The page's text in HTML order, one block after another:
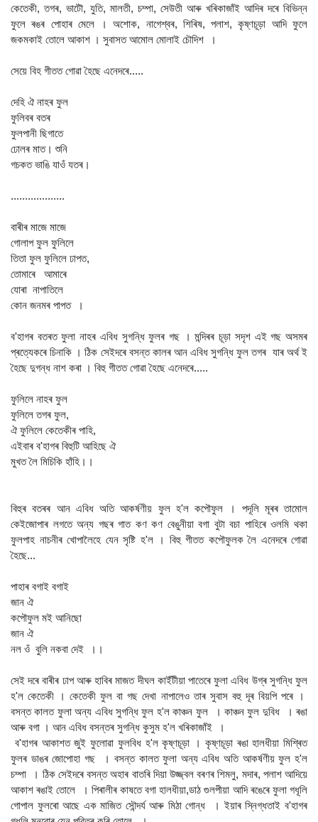
কেতেকী, তগৰ, ভাটৌ, যুতি, মালতী, চম্পা, সেউতী আৰু খৰিকাজাঁই আদিৰ দৰে বিভিন্ন
ফুলে ৰঙৰ পোহাৰ মেলে । অশোক, নাগেশ্বৰ, শিৰিষ, পলাশ, কৃষ্ণচূড়া আদি ফুলে
জকমকাই তোলে আকাশ । সুবাসত আমোল মোলাই চৌদিশ ।
সেয়ে বিহ গীতত গোৱা হৈছে এনেদৰে.....
দেহি ঐ নাহৰ ফুল
ফুলিবৰ বতৰ
ফুলপানী ছিগাতে
ঢোলৰ মাত। শুনি
গচকত ভাঙি যাওঁ যতৰ।
...................
বাৰীৰ মাজে মাজে
গোলাপ ফুল ফুলিলে
তিতা ফুল ফুলিলে ঢাপত,
তোমাৰে আমাৰে
যোৰা নাপাতিলে
কোন জনমৰ পাপত ।
ব'হাগৰ বতৰত ফুলা নাহৰ এবিধ সুগন্ধি ফুলৰ গছ । মন্দিৰৰ চূড়া সদৃশ এই গছ অসমৰ
প্ৰত্যেকৰে চিনাকি । ঠিক সেইদৰে বসন্ত কালৰ আন এবিধ সুগন্ধি ফুল তগৰ যাৰ অৰ্থ ই
হৈছে দুগন্ধ নাশ কৰা । বিহু গীতত গোৱা হৈছে এনেদৰে.....
ফুলিলে নাহৰ ফুল
ফুলিলে তগৰ ফুল,
ঐ ফুলিলে কেতেকীৰ পাহি,
এইবাৰ ব'হাগৰ বিহুটি আহিছে ঐ
মুখত লৈ মিচিকি হাঁহি।।
বিহুৰ বতৰৰ আন এবিধ অতি আকৰ্ষণীয় ফুল হ'ল কপৌফুল । পদূলি মূৰৰ তামোল
কেইজোপাৰ লগতে অন্য গছৰ গাত কণ কণ বেঙুনীয়া বগা বুটা বচা পাহিৰে ওলমি থকা
ফুলপাহ নাচনীৰ খোপালৈহে যেন সৃষ্টি হ'ল । বিহু গীতত কপৌফুলক লৈ এনেদৰে গোৱা
হৈছে...
পাহাৰ বগাই বগাই
জান ঐ
কপৌফুল মই আনিছো
জান ঐ
নল ওঁ বুলি নকবা দেই ।।
সেই দৰে বাৰীৰ ঢাপ আৰু হাবিৰ মাজত দীঘল কাইঁটীয়া পাতেৰে ফুলা এবিধ উগ্ৰ সুগন্ধি ফুল
হ'ল কেতেকী । কেতেকী ফুল বা গছ দেখা নাপালেও তাৰ সুবাস বহু দূৰ বিয়পি পৰে ।
বসন্ত কালত ফুলা অন্য এবিধ সুগন্ধি ফুল হ'ল কাঞ্চন ফুল । কাঞ্চন ফুল দুবিধ । ৰঙা
আৰু বগা । আন এবিধ বসন্তৰ সুগন্ধি কুসুম হ'ল খৰিকাজাঁই ।
ব'হাগৰ আকাশত জুই ফুলোৱা ফুলবিধ হ'ল কৃষ্ণচূড়া । কৃষ্ণচূড়া ৰঙা হালধীয়া মিশ্ৰিত
ফুলৰ ডাঙৰ জোপোহা গছ । বসন্ত কালত ফুলা অন্য এবিধ অতি আকৰ্ষণীয় ফুল হ'ল
চম্পা । ঠিক সেইদৰে বসন্ত অহাৰ বাতৰি দিয়া উজ্জ্বল বৰণৰ শিমলু, মদাৰ, পলাশ আদিয়ে
আকাশ ৰঙাই তোলে । পিৰালীৰ কাষতে বগা হালধীয়া,ডাঠ গুলপীয়া আদি ৰঙেৰে ফুলা গধূলি
গোপাল ফুলৰো আছে এক মাজিত সৌন্দৰ্য আৰু মিঠা গোন্ধ । ইয়াৰ স্নিগ্ধতাই ব'হাগৰ